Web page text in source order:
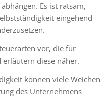
Es ist ratsam,
eingehend
vor, die für
diese näher.
können viele Weichen
des Unternehmens